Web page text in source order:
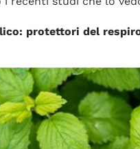
protettori del